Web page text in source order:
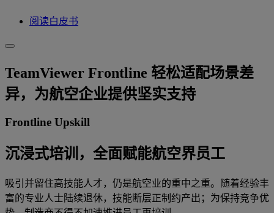
阅读白皮书
TeamViewer Frontline 轻松适配场景差
异，为航空企业提供坚实支持
Frontline Upskill
沉浸式培训，全面赋能航空界员工
吸引并留住高技能人才，仍是航空业的重中之重。随着经验丰
富的专业人士陆续退休，技能断层正制约产出；为保持竞争优